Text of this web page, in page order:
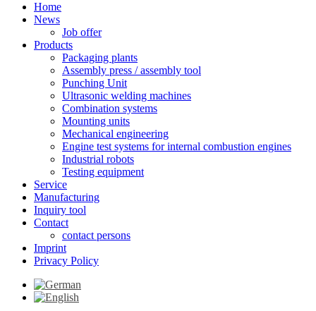
Home
News
Job offer
Products
Packaging plants
Assembly press / assembly tool
Punching Unit
Ultrasonic welding machines
Combination systems
Mounting units
Mechanical engineering
Engine test systems for internal combustion engines
Industrial robots
Testing equipment
Service
Manufacturing
Inquiry tool
Contact
contact persons
Imprint
Privacy Policy